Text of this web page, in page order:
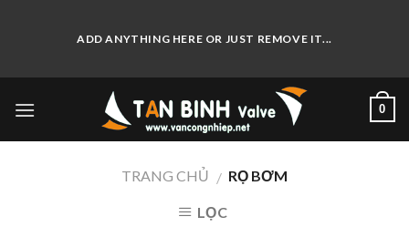
ADD ANYTHING HERE OR JUST REMOVE IT...
0
TRANG CHỦ / RỌ BƠM
LỌC